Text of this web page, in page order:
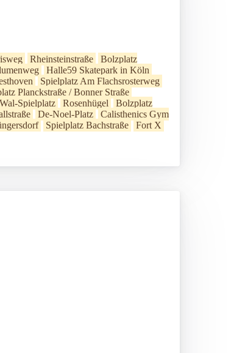
Rheinsteinstraße
Bolzplatz
Halle59 Skatepark in Köln
Spielplatz Am Flachsrosterweg
Planckstraße / Bonner Straße
Wal-Spielplatz Rosenhügel
Bolzplatz
De-Noel-Platz
Calisthenics Gym
Spielplatz Bachstraße
Fort X